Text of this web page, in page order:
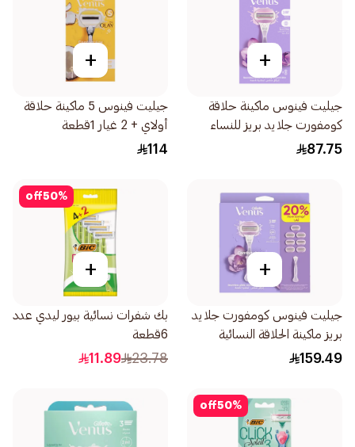
+
جيليت فينوس ماكينة حلاقة
كومفورت جلايد بريز للنساء
1قطعة
87.75
+
جيليت فينوس 5 ماكينة حلاقة
أولاي + 2 غيار 1قطعة
114
+
جيليت فينوس كومفورت جلايد
بريز ماكينة الحلاقة النسائية
7قطع
159.49
50%
off
+
بك شفرات نسائية بيور ليدي عدد
6قطعة
23.78
11.89
50%
off